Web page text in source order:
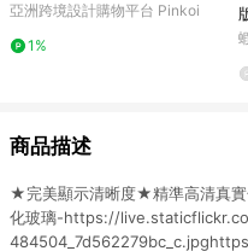
亞洲跨境設計購物平台 Pinkoi
1%
商品描述
★完美顯示清晰度★精準高清真
化玻璃-https://